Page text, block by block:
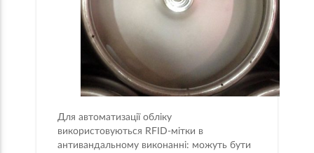
Для автоматизації обліку
використовуються RFID-мітки в
антивандальному виконанні: можуть бути